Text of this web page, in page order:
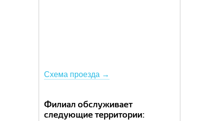
Схема проезда →
Филиал обслуживает
следующие территории: